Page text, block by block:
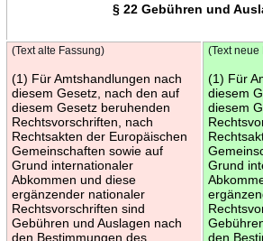
§ 22 Gebühren und
(Text alte Fassung)
(1) Für Amtshandlungen nach
diesem Gesetz, nach den auf
diesem Gesetz beruhenden
Rechtsvorschriften, nach
Rechtsakten der Europäischen
Gemeinschaften sowie auf
Grund internationaler
Abkommen und diese
ergänzender nationaler
Rechtsvorschriften sind
Gebühren und Auslagen nach
den Bestimmungen des
(Text neue
(1) Für
diesem
diesem
Grund
den